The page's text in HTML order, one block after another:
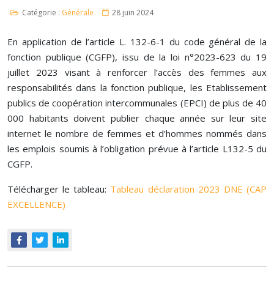
Catégorie : Générale 28 juin 2024
En application de l’article L. 132-6-1 du code général de la
fonction publique (CGFP), issu de la loi n°2023-623 du 19
juillet 2023 visant à renforcer l’accès des femmes aux
responsabilités dans la fonction publique, les Etablissement
publics de coopération intercommunales (EPCI) de plus de 40
000 habitants doivent publier chaque année sur leur site
internet le nombre de femmes et d’hommes nommés dans
les emplois soumis à l’obligation prévue à l’article L132-5 du
CGFP.
Télécharger le tableau: Tableau déclaration 2023 DNE (CAP
EXCELLENCE)